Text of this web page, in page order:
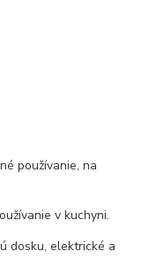
používanie, na
v kuchyni.
dosku, elektrické a